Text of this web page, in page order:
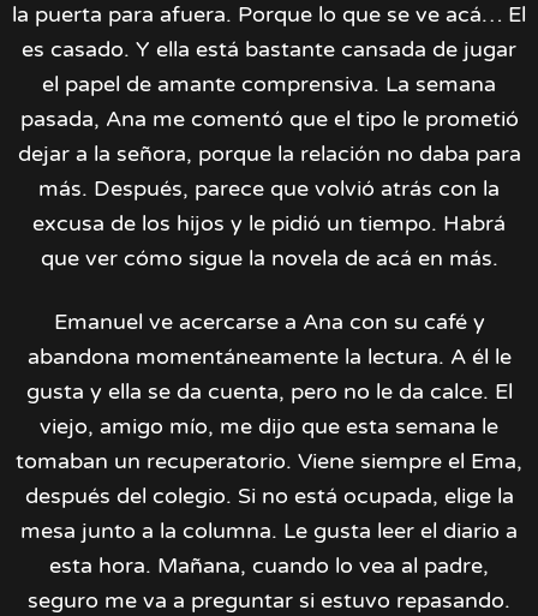
la puerta para afuera. Porque lo que se ve acá… El
es casado. Y ella está bastante cansada de jugar
el papel de amante comprensiva. La semana
pasada, Ana me comentó que el tipo le prometió
dejar a la señora, porque la relación no daba para
más. Después, parece que volvió atrás con la
excusa de los hijos y le pidió un tiempo. Habrá
que ver cómo sigue la novela de acá en más.
Emanuel ve acercarse a Ana con su café y
abandona momentáneamente la lectura. A él le
gusta y ella se da cuenta, pero no le da calce. El
viejo, amigo mío, me dijo que esta semana le
tomaban un recuperatorio. Viene siempre el Ema,
después del colegio. Si no está ocupada, elige la
mesa junto a la columna. Le gusta leer el diario a
esta hora. Mañana, cuando lo vea al padre,
seguro me va a preguntar si estuvo repasando.